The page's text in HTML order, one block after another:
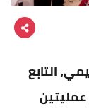
التابع